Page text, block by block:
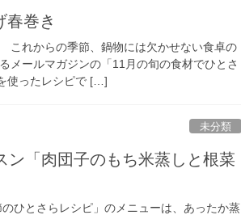
春巻き
これからの季節、鍋物には欠かせない食卓の
メールマガジンの「11月の旬の食材でひとさ
使ったレシピで […]
未分類
ひとさらレシピ」のメニューは、あったか蒸